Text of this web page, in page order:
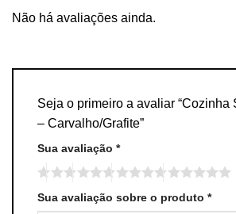
Não há avaliações ainda.
Seja o primeiro a avaliar “Cozinha
– Carvalho/Grafite”
Sua avaliação *
Sua avaliação sobre o produto *